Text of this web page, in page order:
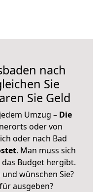
nach
Sie
Sie Geld
Umzug – Die
oder von
oder nach Bad
. Man muss sich
Budget hergibt.
wünschen Sie?
ausgeben?